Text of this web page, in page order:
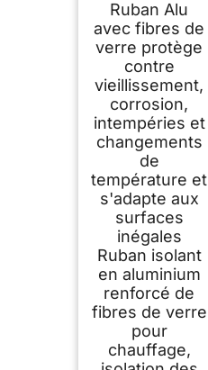
Ruban Alu
avec fibres de
verre protège
contre
vieillissement,
corrosion,
intempéries et
changements
de
température et
s'adapte aux
surfaces
inégales
Ruban isolant
en aluminium
renforcé de
fibres de verre
pour
chauffage,